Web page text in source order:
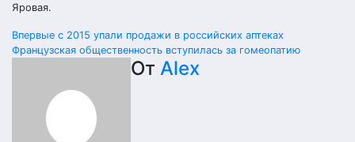
Яровая.
Навигация
записям
Впервые с 2015 упали продажи в российских аптеках
Французская общественность вступилась за гомеопатию
От Alex